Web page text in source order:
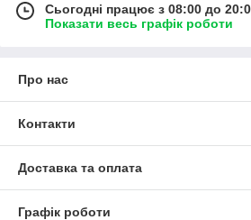
Сьогодні працює з 08:00 до
Показати весь графік роботи
Про нас
Контакти
Доставка та оплата
Графік роботи